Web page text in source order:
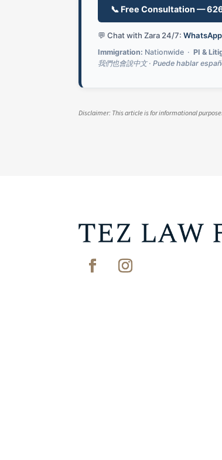
📞 Free Consultation —
💬 Chat with Zara 24/7:WhatsApp
Immigration: Nationwide ·PI &
我們也會說中文 · Puede hablar
Disclaimer: This article is for informational